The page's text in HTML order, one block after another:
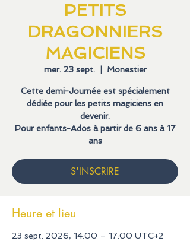
PETITS
DRAGONNIERS
MAGICIENS
mer. 23 sept.
  |
Monestier
Cette demi-Journée est spécialement
dédiée pour les petits magiciens en
devenir.
Pour enfants-Ados à partir de 6 ans à 17
ans
S'INSCRIRE
Heure et lieu
23 sept. 2026, 14:00 – 17:00 UTC+2